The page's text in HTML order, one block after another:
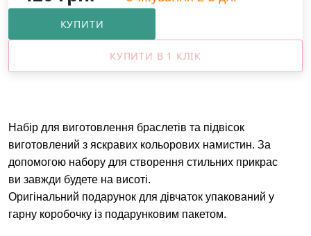
КУПИТИ
КУПИТИ В 1 КЛІК
Набір для виготовлення браслетів та підвісок
виготовлений з яскравих кольорових намистин. За
допомогою набору для створення стильних прикрас
ви завжди будете на висоті.
Оригінальний подарунок для дівчаток упакований у
гарну коробочку із подарунковим пакетом.